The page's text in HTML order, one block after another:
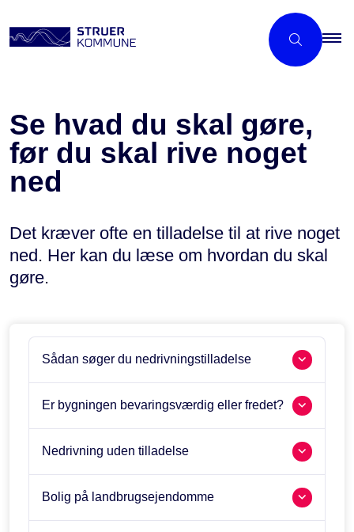
Se hvad du skal gøre,
før du skal rive noget
ned
Det kræver ofte en tilladelse til at rive noget
ned. Her kan du læse om hvordan du skal
gøre.
Sådan søger du nedrivningstilladelse
Er bygningen bevaringsværdig eller fredet?
Nedrivning uden tilladelse
Bolig på landbrugsejendomme